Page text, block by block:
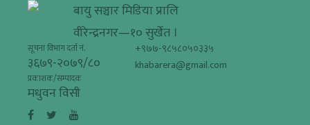
बायु सञ्चार मिडिया प्रालि
वीरेन्द्रनगर—१० सुर्खेत ।
सूचना विभाग दर्ता नं.
३६७९-२०७९/८०
प्रकाशक/सम्पादक
मधुवन विसी
+९७७-९८५८०५०३३५
khabarera@gmail.com